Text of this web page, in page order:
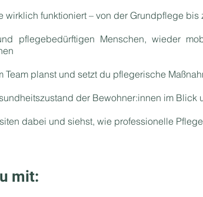
wirklich funktioniert – von der Grundpflege
pflegebedürftigen Menschen, wieder
Team planst und setzt du pflegerische
der Bewohner:innen im Blick
dabei und siehst, wie professionelle
mit: